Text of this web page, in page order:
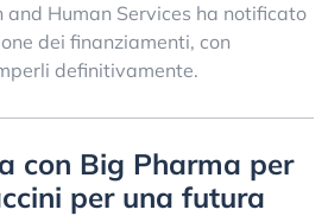
Human Services ha notificato
dei finanziamenti, con
definitivamente.
con Big Pharma per
per una futura